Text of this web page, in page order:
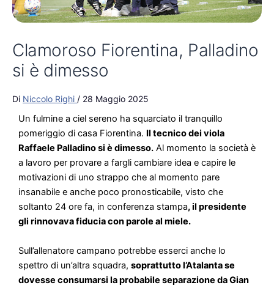
Clamoroso Fiorentina, Palladino
si è dimesso
Di Niccolo Righi / 28 Maggio 2025
Un fulmine a ciel sereno ha squarciato il tranquillo
pomeriggio di casa Fiorentina. Il tecnico dei viola
Raffaele Palladino si è dimesso. Al momento la società è
a lavoro per provare a fargli cambiare idea e capire le
motivazioni di uno strappo che al momento pare
insanabile e anche poco pronosticabile, visto che
soltanto 24 ore fa, in conferenza stampa, il presidente
gli rinnovava fiducia con parole al miele.
Sull’allenatore campano potrebbe esserci anche lo
spettro di un’altra squadra, soprattutto l’Atalanta se
dovesse consumarsi la probabile separazione da Gian